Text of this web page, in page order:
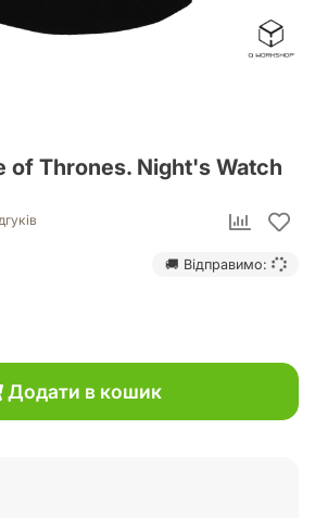
of Thrones. Night's Watch
🚚 Відправимо:
Додати в кошик